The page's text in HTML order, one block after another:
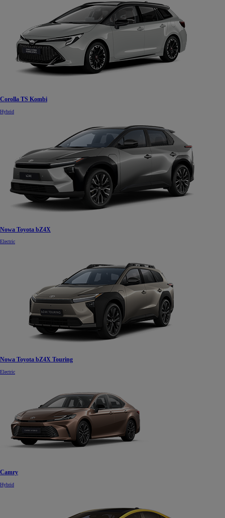
Corolla TS Kombi
Hybrid
Nowa Toyota bZ4X
Electric
Nowa Toyota bZ4X Touring
Electric
Camry
Hybrid